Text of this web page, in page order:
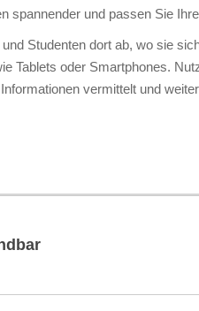
spannender und passen Sie
Studenten dort ab, wo sie
Tablets oder Smartphones.
vermittelt und